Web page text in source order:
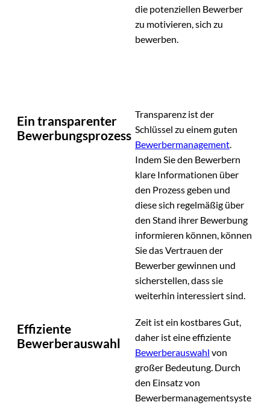
die potenziellen Bewerber
zu motivieren, sich zu
bewerben.
Ein transparenter
Bewerbungsprozess
Transparenz ist der
Schlüssel zu einem guten
Bewerbermanagement.
Indem Sie den Bewerbern
klare Informationen über
den Prozess geben und
diese sich regelmäßig über
den Stand ihrer Bewerbung
informieren können, können
Sie das Vertrauen der
Bewerber gewinnen und
sicherstellen, dass sie
weiterhin interessiert sind.
Effiziente
Bewerberauswahl
Zeit ist ein kostbares Gut,
daher ist eine effiziente
Bewerberauswahl von
großer Bedeutung. Durch
den Einsatz von
Bewerbermanagementsyste